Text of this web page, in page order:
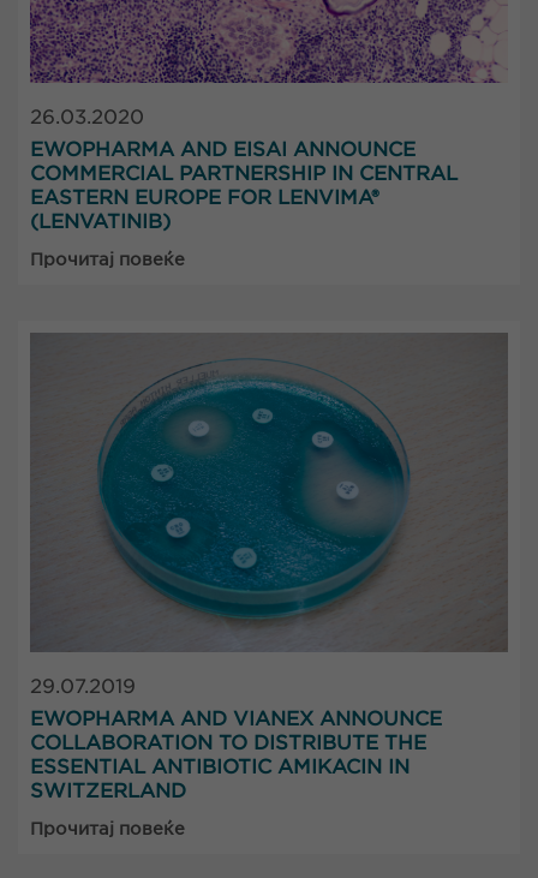
26.03.2020
EWOPHARMA AND EISAI ANNOUNCE
COMMERCIAL PARTNERSHIP IN CENTRAL
EASTERN EUROPE FOR LENVIMA®
(LENVATINIB)
Прочитај повеќе
29.07.2019
EWOPHARMA AND VIANEX ANNOUNCE
COLLABORATION TO DISTRIBUTE THE
ESSENTIAL ANTIBIOTIC AMIKACIN IN
SWITZERLAND
Прочитај повеќе